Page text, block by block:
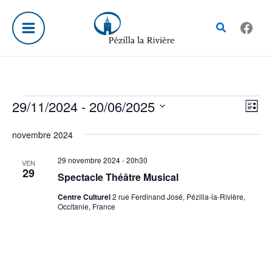
contenu
Rechercher
Évènements
Liste
29/11/2024 - 20/06/2025
une
date.
novembre 2024
VEN
29 Spectacle Théâtre Musical
29 novembre 2024 - 20h30
Centre Culturel2 rue Ferdinand José, Pézilla-la-Rivière,
Occitanie, France